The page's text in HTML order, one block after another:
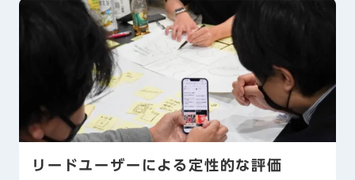
リードユーザーによる定性的な評価